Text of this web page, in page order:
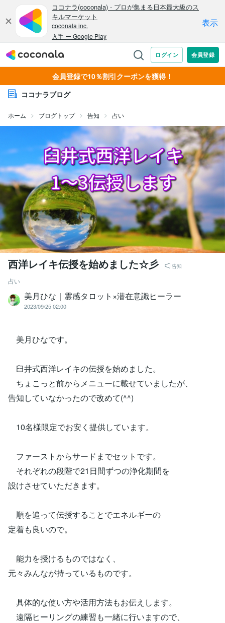
会員登録で10％割引クーポンを獲得！
ココナラブログ
ホーム ブログトップ 告知 占い
西洋レイキ伝授を始めました☆彡 告知
占い
美月ひな｜霊感タロット×潜在意識ヒーラー
2023/09/25 02:00
美月ひなです。
臼井式西洋レイキの伝授を始めました。
ちょこっと前からメニューに載せていましたが、
告知していなかったので改めて(^^)
10名様限定でお安く提供しています。
ファーストからサードまでセットです。
それぞれの段階で21日間ずつの浄化期間を
設けさせていただきます。
順を追って伝授することでエネルギーの
定着も良いので。
能力を授けるものではなく、
元々みんなが持っているものです。
具体的な使い方や活用方法もお伝えします。
遠隔ヒーリングの練習も一緒に行いますので、